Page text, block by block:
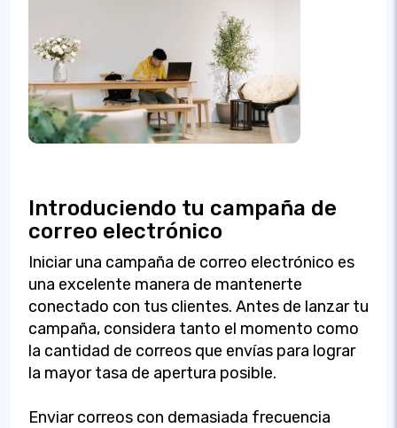
Introduciendo tu campaña de
correo electrónico
Iniciar una campaña de correo electrónico es
una excelente manera de mantenerte
conectado con tus clientes. Antes de lanzar tu
campaña, considera tanto el momento como
la cantidad de correos que envías para lograr
la mayor tasa de apertura posible.
Enviar correos con demasiada frecuencia